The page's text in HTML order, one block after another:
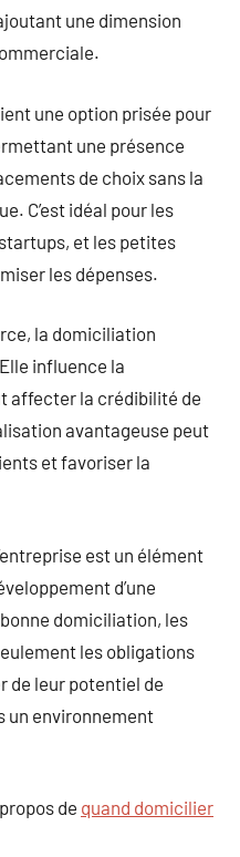
une dimension
une option prisée pour
une présence
de choix sans la
C’est idéal pour les
et les petites
les dépenses.
la domiciliation
influence la
affecter la crédibilité de
avantageuse peut
et favoriser la
est un élément
d’une
domiciliation, les
les obligations
de leur potentiel de
un environnement
de quand domicilier